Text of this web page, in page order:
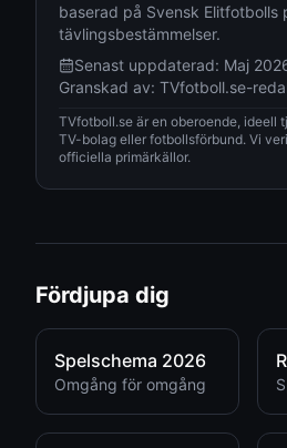
baserad på Svensk Elitfotbolls
tävlingsbestämmelser.
Senast uppdaterad: Maj
Granskad av: TVfotboll.se-
TVfotboll.se är en oberoende, ideell
TV-bolag eller fotbollsförbund. Vi
officiella primärkällor.
Fördjupa dig
Spelschema 2026
Omgång för omgång